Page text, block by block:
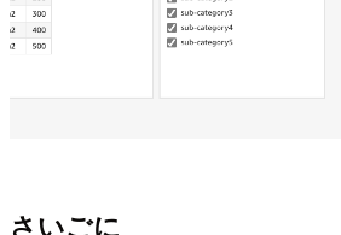
さいごに